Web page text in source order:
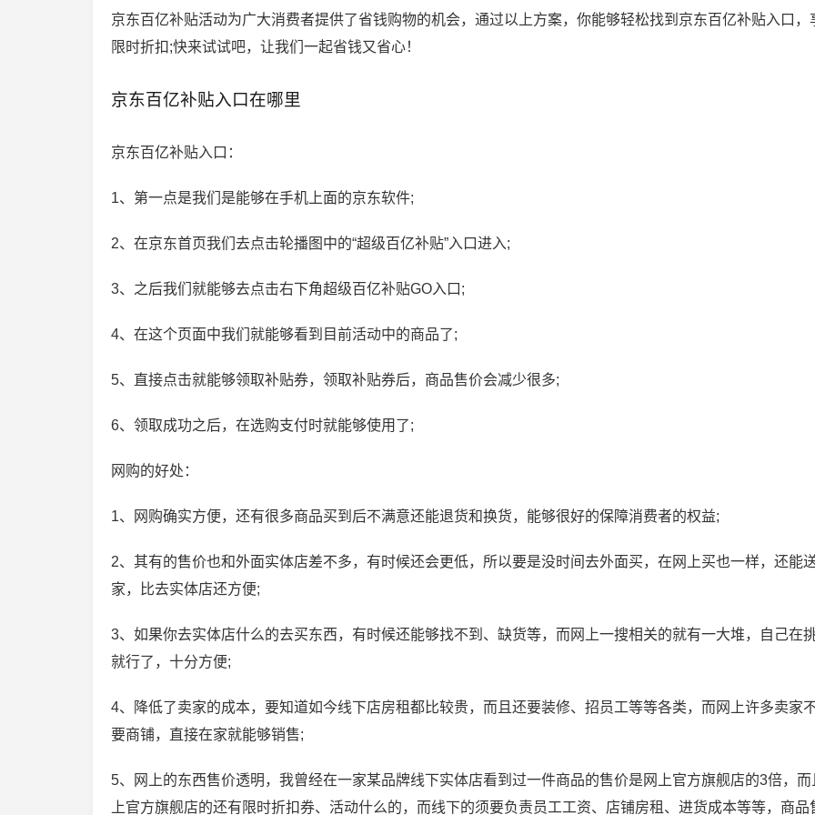
京东百亿补贴活动为广大消费者提供了省钱购物的机会，通过以上方案，你能够轻松找到京东百亿补贴入口，
限时折扣;快来试试吧，让我们一起省钱又省心！
京东百亿补贴入口在哪里
京东百亿补贴入口：
1、第一点是我们是能够在手机上面的京东软件;
2、在京东首页我们去点击轮播图中的“超级百亿补贴”入口进入;
3、之后我们就能够去点击右下角超级百亿补贴GO入口;
4、在这个页面中我们就能够看到目前活动中的商品了;
5、直接点击就能够领取补贴券，领取补贴券后，商品售价会减少很多;
6、领取成功之后，在选购支付时就能够使用了;
网购的好处：
1、网购确实方便，还有很多商品买到后不满意还能退货和换货，能够很好的保障消费者的权益;
2、其有的售价也和外面实体店差不多，有时候还会更低，所以要是没时间去外面买，在网上买也一样，还能
家，比去实体店还方便;
3、如果你去实体店什么的去买东西，有时候还能够找不到、缺货等，而网上一搜相关的就有一大堆，自己在
就行了，十分方便;
4、降低了卖家的成本，要知道如今线下店房租都比较贵，而且还要装修、招员工等等各类，而网上许多卖家
要商铺，直接在家就能够销售;
5、网上的东西售价透明，我曾经在一家某品牌线下实体店看到过一件商品的售价是网上官方旗舰店的3倍，而
上官方旗舰店的还有限时折扣券、活动什么的，而线下的须要负责员工工资、店铺房租、进货成本等等，商品